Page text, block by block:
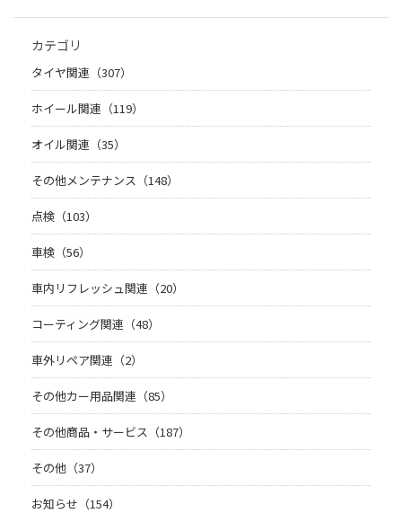
カテゴリ
タイヤ関連（307）
ホイール関連（119）
オイル関連（35）
その他メンテナンス（148）
点検（103）
車検（56）
車内リフレッシュ関連（20）
コーティング関連（48）
車外リペア関連（2）
その他カー用品関連（85）
その他商品・サービス（187）
その他（37）
お知らせ（154）